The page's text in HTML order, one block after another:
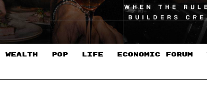
WEALTH POP LIFE ECONOMIC FORUM